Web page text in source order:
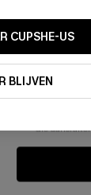
CUPSHE-US
BLIJVEN
Door je
stemt er
en
niet vereist
informatie
die